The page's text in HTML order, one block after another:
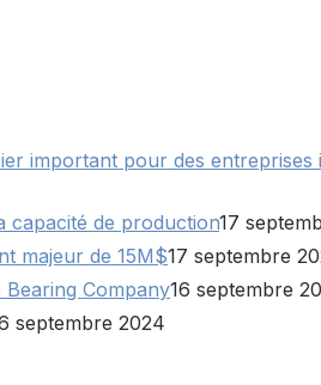
important pour des entreprises
capacité de production17
majeur de 15M$17 septembre
Bearing Company16 septembre
septembre 2024